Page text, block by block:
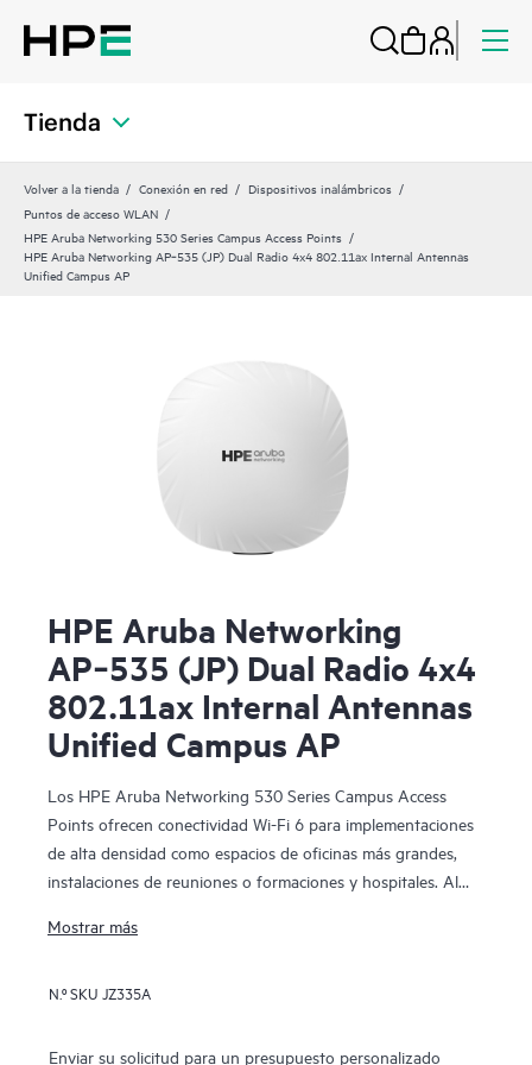
Tienda
Volver a la tienda Conexión en red
Dispositivos inalámbricos
Puntos de acceso WLAN
HPE Aruba Networking 530 Series Campus Access Points
HPE Aruba Networking AP‑535 (JP) Dual Radio 4x4 802.11ax Internal Antennas
Unified Campus AP
HPE Aruba Networking
AP‑535 (JP) Dual Radio 4x4
802.11ax Internal Antennas
Unified Campus AP
Los HPE Aruba Networking 530 Series Campus Access
Points ofrecen conectividad Wi-Fi 6 para implementaciones
de alta densidad como espacios de oficinas más grandes,
instalaciones de reuniones o formaciones y hospitales. Al
hasta 2,97 Gbps, esta serie se ha diseñado sobre estándares
OFDMA, MU-MIMO bidireccional y Target Wait Time (TWT)
mejorada.
Mostrar más
N.º SKU JZ335A
Enviar su solicitud para un presupuesto personalizado